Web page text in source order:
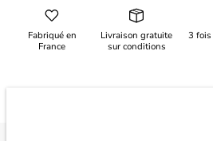
Fabriqué en
France
Livraison gratuite
sur conditions
3 fois